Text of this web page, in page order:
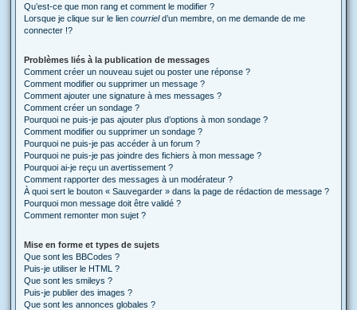
Qu’est-ce que mon rang et comment le modifier ?
Lorsque je clique sur le lien courrield’un membre, on me demande de me
connecter !?
Problèmes liés à la publication de messages
Comment créer un nouveau sujet ou poster une réponse ?
Comment modifier ou supprimer un message ?
Comment ajouter une signature à mes messages ?
Comment créer un sondage ?
Pourquoi ne puis-je pas ajouter plus d’options à mon sondage ?
Comment modifier ou supprimer un sondage ?
Pourquoi ne puis-je pas accéder à un forum ?
Pourquoi ne puis-je pas joindre des fichiers à mon message ?
Pourquoi ai-je reçu un avertissement ?
Comment rapporter des messages à un modérateur ?
À quoi sert le bouton « Sauvegarder » dans la page de rédaction de message ?
Pourquoi mon message doit être validé ?
Comment remonter mon sujet ?
Mise en forme et types de sujets
Que sont les BBCodes ?
Puis-je utiliser le HTML ?
Que sont les smileys ?
Puis-je publier des images ?
Que sont les annonces globales ?